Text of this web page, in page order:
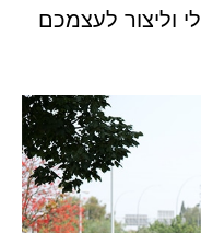
וליצור לעצמכם